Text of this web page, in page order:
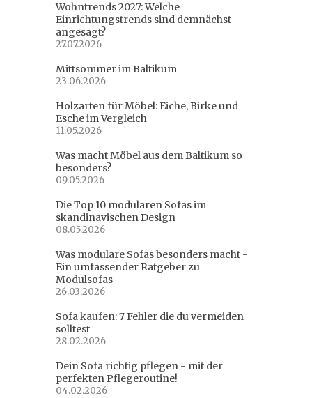
Wohntrends 2027: Welche
Einrichtungstrends sind demnächst
angesagt?
27.07.2026
Mittsommer im Baltikum
23.06.2026
Holzarten für Möbel: Eiche, Birke und
Esche im Vergleich
11.05.2026
Was macht Möbel aus dem Baltikum so
besonders?
09.05.2026
Die Top 10 modularen Sofas im
skandinavischen Design
08.05.2026
Was modulare Sofas besonders macht -
Ein umfassender Ratgeber zu
Modulsofas
26.03.2026
Sofa kaufen: 7 Fehler die du vermeiden
solltest
28.02.2026
Dein Sofa richtig pflegen - mit der
perfekten Pflegeroutine!
04.02.2026